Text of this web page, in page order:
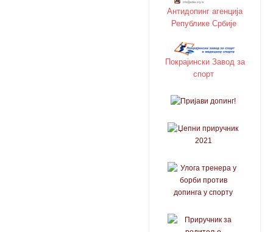
Антидопинг агенција
Републике Србије
Покрајински Завод за
спорт